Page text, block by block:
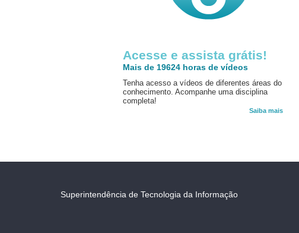
Acesse e assista grátis!
Mais de 19624 horas de vídeos
Tenha acesso a vídeos de diferentes áreas do
conhecimento. Acompanhe uma disciplina
completa!
Saiba mais
Superintendência de Tecnologia da Informação